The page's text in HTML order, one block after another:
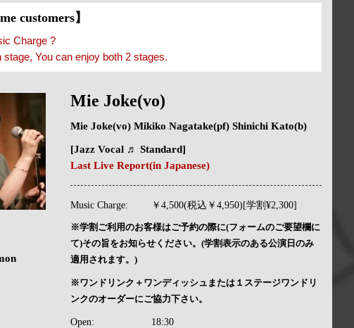
customers】
Charge ?
You can enjoy both 2 stages.
Mie Joke(vo)
Mie Joke(vo) Mikiko Nagatake(pf) Shinichi Kato(b)
[Jazz Vocal ♬ Standard]
Last Live Report(in Japanese)
Music Charge: ￥4,500(税込￥4,950)[学割¥2,300]
※学割ご利用のお客様はご予約の際に(フォームのご要望欄に
て)その旨をお知らせください。(学割表示のある公演日のみ
適用されます。)
※ワンドリンク＋ワンディッシュまたは１ステージワンドリ
ンクのオーダーにご協力下さい。
Open: 18:30